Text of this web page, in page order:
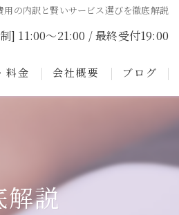
用の内訳と賢いサービス選びを徹底解説
] 11:00～21:00 / 最終受付19:00
料金 会社概要 ブログ
解説